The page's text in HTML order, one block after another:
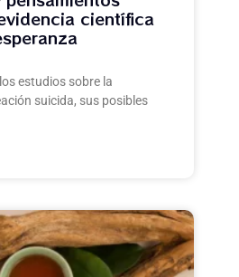
científica
estudios sobre la
suicida, sus posibles